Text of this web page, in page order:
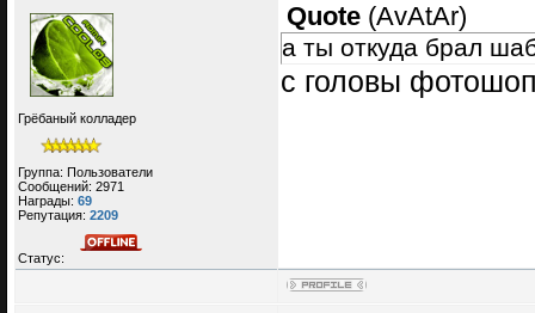
Грёбаный колладер
Группа: Пользователи
Сообщений: 2971
Награды: 69
Репутация: 2209
Статус:
Quote (AvAtAr)
а ты откуда брал
с головы